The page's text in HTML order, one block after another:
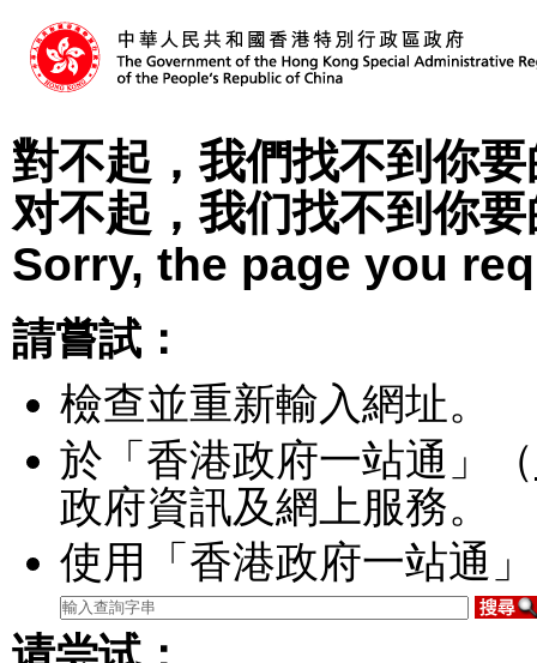
對不起，我們找不到你
对不起，我们找不到你
Sorry, the page you
請嘗試：
檢查並重新輸入網址。
於「香港政府一站通」（
政府資訊及網上服務。
使用「香港政府一站通